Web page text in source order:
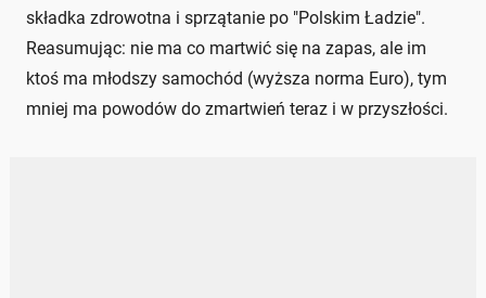
składka zdrowotna i sprzątanie po "Polskim Ładzie".
Reasumując: nie ma co martwić się na zapas, ale im
ktoś ma młodszy samochód (wyższa norma Euro), tym
mniej ma powodów do zmartwień teraz i w przyszłości.